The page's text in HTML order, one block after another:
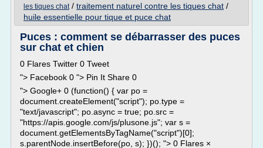
les tiques chat/ traitement naturel contre les tiques chat /
huile essentielle pour tique et puce chat
Puces : comment se débarrasser des puces
sur chat et chien
0 Flares Twitter 0 Tweet
"> Facebook 0 "> Pin It Share 0
"> Google+ 0 (function() { var po =
document.createElement("script"); po.type =
"text/javascript"; po.async = true; po.src =
"https://apis.google.com/js/plusone.js"; var s =
document.getElementsByTagName("script")[0];
s.parentNode.insertBefore(po, s); })(); "> 0 Flares ×